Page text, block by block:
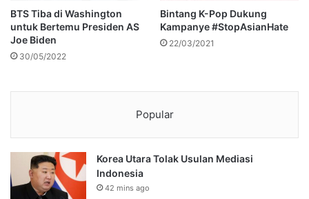
BTS Tiba di Washington
untuk Bertemu Presiden AS
Joe Biden
30/05/2022
Bintang K-Pop Dukung
Kampanye #StopAsianHate
22/03/2021
Popular
Korea Utara Tolak Usulan Mediasi
Indonesia
42 mins ago